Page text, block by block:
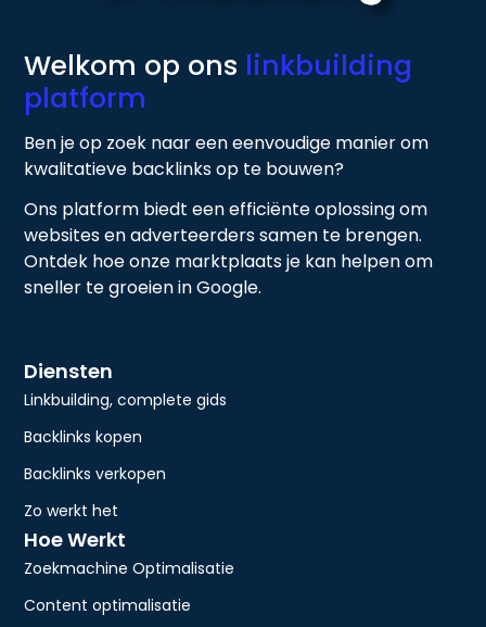
Welkom op ons linkbuilding
platform
Ben je op zoek naar een eenvoudige manier om
kwalitatieve backlinks op te bouwen?
Ons platform biedt een efficiënte oplossing om
websites en adverteerders samen te brengen.
Ontdek hoe onze marktplaats je kan helpen om
sneller te groeien in Google.
Diensten
Linkbuilding, complete gids
Backlinks kopen
Backlinks verkopen
Zo werkt het
Hoe Werkt
Zoekmachine Optimalisatie
Content optimalisatie